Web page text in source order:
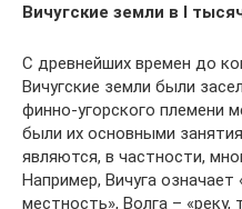
Вичугские земли в I
С древнейших времен до
Вичугские земли были
финно-угорского племени
были их основными
являются, в частности,
Например, Вичуга
местность», Волга –